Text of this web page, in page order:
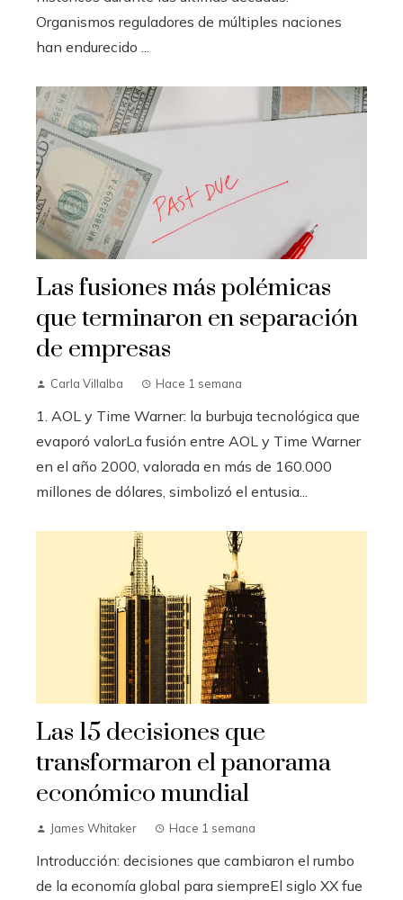
Organismos reguladores de múltiples naciones
han endurecido ...
Las fusiones más polémicas
que terminaron en separación
de empresas
Carla Villalba Hace 1 semana
1. AOL y Time Warner: la burbuja tecnológica que
evaporó valorLa fusión entre AOL y Time Warner
en el año 2000, valorada en más de 160.000
millones de dólares, simbolizó el entusia...
Las 15 decisiones que
transformaron el panorama
económico mundial
James Whitaker Hace 1 semana
Introducción: decisiones que cambiaron el rumbo
de la economía global para siempreEl siglo XX fue